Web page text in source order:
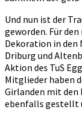
Und nun ist der
geworden. Für
Dekoration in den
Driburg und
Aktion des TuS
Mitglieder haben
Girlanden mit den
ebenfalls gestellt